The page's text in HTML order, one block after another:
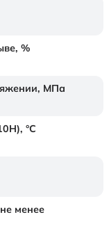
%
МПа
°C
менее